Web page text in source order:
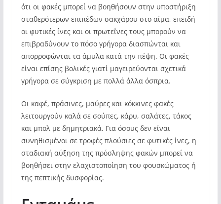
ότι οι φακές μπορεί να βοηθήσουν στην υποστήριξη
σταθερότερων επιπέδων σακχάρου στο αίμα, επειδή
οι φυτικές ίνες και οι πρωτεΐνες τους μπορούν να
επιβραδύνουν το πόσο γρήγορα διασπώνται και
απορροφώνται τα άμυλα κατά την πέψη. Οι φακές
είναι επίσης βολικές γιατί μαγειρεύονται σχετικά
γρήγορα σε σύγκριση με πολλά άλλα όσπρια.
Οι καφέ, πράσινες, μαύρες και κόκκινες φακές
λειτουργούν καλά σε σούπες, κάρυ, σαλάτες, τάκος
και μπολ με δημητριακά. Για όσους δεν είναι
συνηθισμένοι σε τροφές πλούσιες σε φυτικές ίνες, η
σταδιακή αύξηση της πρόσληψης φακών μπορεί να
βοηθήσει στην ελαχιστοποίηση του φουσκώματος ή
της πεπτικής δυσφορίας.